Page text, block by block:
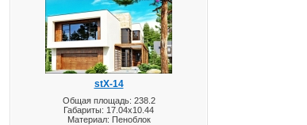
stX-14
Общая площадь: 238.2
Габариты: 17.04х10.44
Материал: Пеноблок